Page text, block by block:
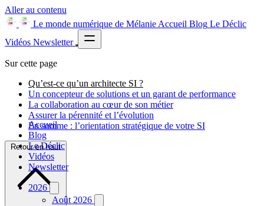
Aller au contenu
Le monde numérique de Mélanie Accueil Blog Le Déclic
Vidéos Newsletter
Accueil
Blog
Le Déclic
Vidéos
Newsletter
2026
Août 2026
Sur cette page
Qu’est-ce qu’un architecte SI ?
Un concepteur de solutions et un garant de performance
La collaboration au cœur de son métier
Assurer la pérennité et l’évolution
En somme : l’orientation stratégique de votre SI
Retour en haut